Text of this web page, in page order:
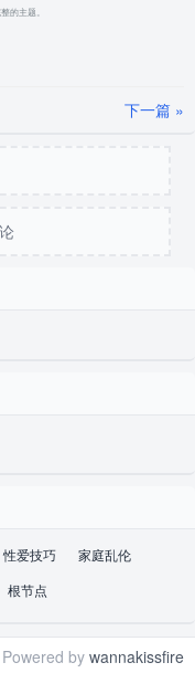
其实我有点不爽，毕
，小巧玲珑的鼻子却
精广告哩到现在虽
的关系，还像是个二
工作要养大我跟姊
者，但是妈妈从来
，不再需要其他人
的主题。
下一篇 »
性爱技巧
家庭乱伦
根节点
Powered by wannakissfire